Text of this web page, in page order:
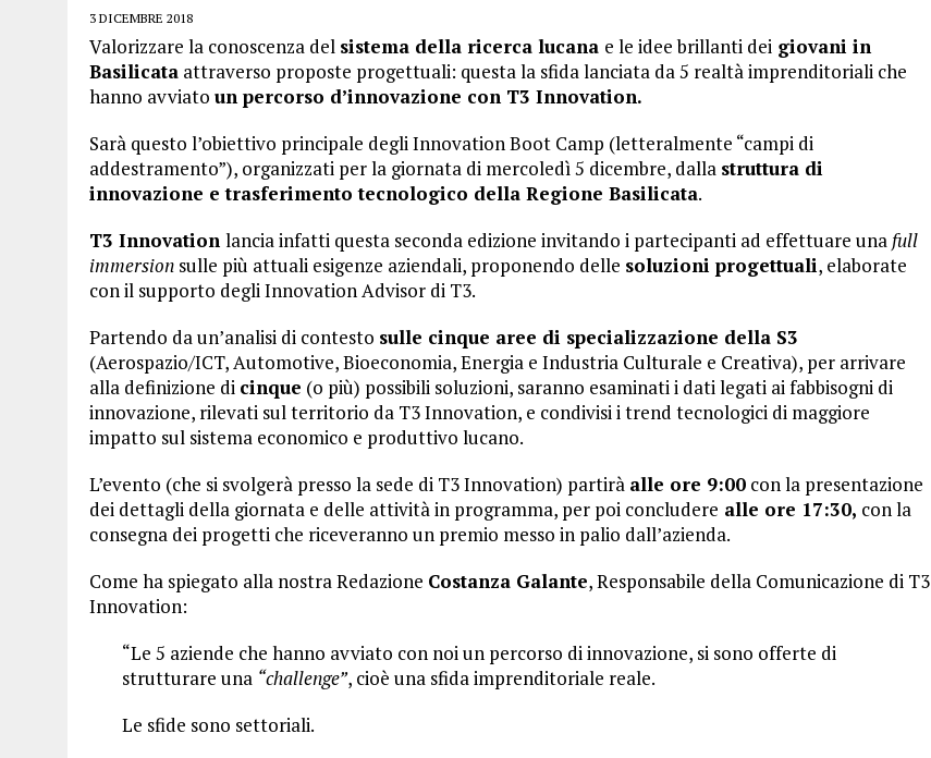
3 DICEMBRE 2018
Valorizzare la conoscenza del sistema della ricerca lucana e le idee brillanti dei giovani in
Basilicata attraverso proposte progettuali: questa la sfida lanciata da 5 realtà imprenditoriali che
hanno avviato un percorso d’innovazione con T3 Innovation.
Sarà questo l’obiettivo principale degli Innovation Boot Camp (letteralmente “campi di
addestramento”), organizzati per la giornata di mercoledì 5 dicembre, dalla struttura di
innovazione e trasferimento tecnologico della Regione Basilicata.
T3 Innovation lancia infatti questa seconda edizione invitando i partecipanti ad effettuare una full
immersion sulle più attuali esigenze aziendali, proponendo delle soluzioni progettuali, elaborate
con il supporto degli Innovation Advisor di T3.
Partendo da un’analisi di contesto sulle cinque aree di specializzazione della S3
(Aerospazio/ICT, Automotive, Bioeconomia, Energia e Industria Culturale e Creativa), per arrivare
alla definizione di cinque (o più) possibili soluzioni, saranno esaminati i dati legati ai fabbisogni di
innovazione, rilevati sul territorio da T3 Innovation, e condivisi i trend tecnologici di maggiore
impatto sul sistema economico e produttivo lucano.
L’evento (che si svolgerà presso la sede di T3 Innovation) partirà alle ore 9:00 con la presentazione
dei dettagli della giornata e delle attività in programma, per poi concludere alle ore 17:30, con la
consegna dei progetti che riceveranno un premio messo in palio dall’azienda.
Come ha spiegato alla nostra Redazione Costanza Galante, Responsabile della Comunicazione di T3
Innovation:
“Le 5 aziende che hanno avviato con noi un percorso di innovazione, si sono offerte di
strutturare una “challenge”, cioè una sfida imprenditoriale reale.
Le sfide sono settoriali.